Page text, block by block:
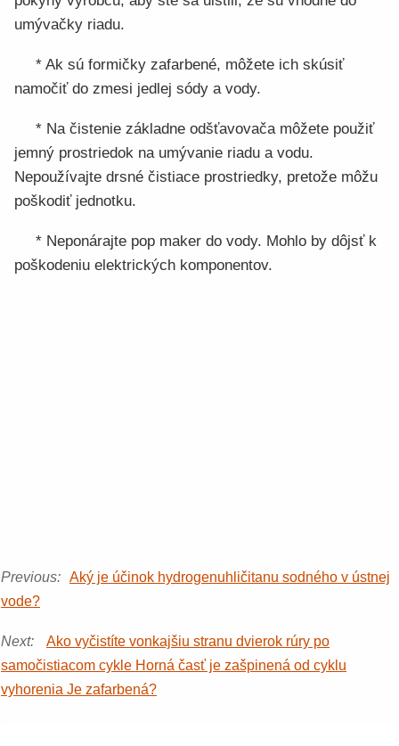
umývačky riadu.
* Ak sú formičky zafarbené, môžete ich skúsiť
namočiť do zmesi jedlej sódy a vody.
* Na čistenie základne odšťavovača môžete použiť
jemný prostriedok na umývanie riadu a vodu.
Nepoužívajte drsné čistiace prostriedky, pretože môžu
poškodiť jednotku.
* Neponárajte pop maker do vody. Mohlo by dôjsť k
poškodeniu elektrických komponentov.
Previous: Aký je účinok hydrogenuhličitanu sodného v ústnej
vode?
Next:
Ako vyčistíte vonkajšiu stranu dvierok rúry po
samočistiacom cykle Horná časť je zašpinená od cyklu
vyhorenia Je zafarbená?